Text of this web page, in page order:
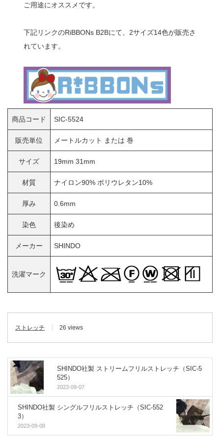
ご用途にオススメです。
下記リンクのRiBBONs B2Bにて、2サイズ14色が販売さ
れています。
商品コード SIC-5524
販売単位 メートルカット または 巻
サイズ 19mm 31mm
材質 ナイロン90% ポリウレタン10%
厚み 0.6mm
染色 後染め
メーカー SHINDO
洗濯マーク
ストレッチ 26 views
SHINDO社製 ストリームフリルストレッチ（SIC-5
525）
2023-09-07
SHINDO社製 シングルフリルストレッチ（SIC-552
3）
2023-09-08